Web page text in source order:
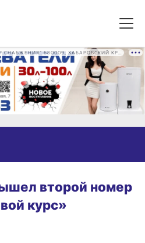
второй номер
курс»